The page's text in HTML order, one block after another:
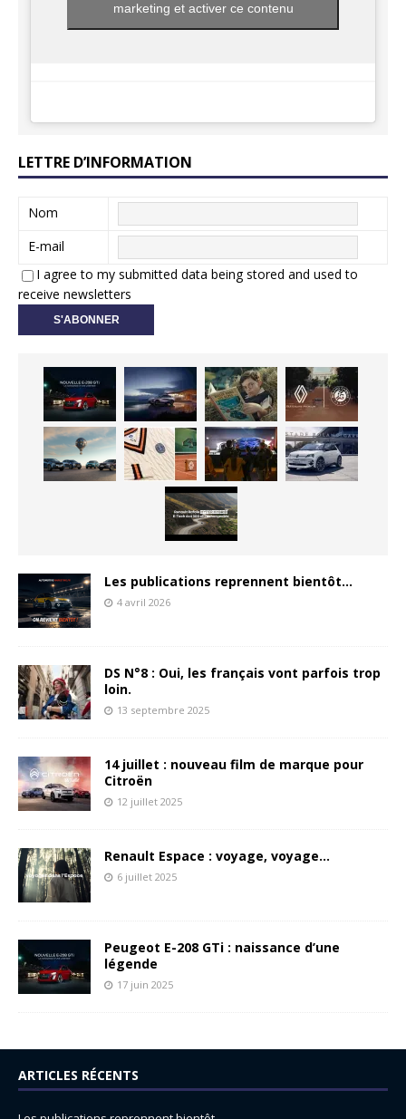
marketing et activer ce contenu
LETTRE D’INFORMATION
Nom
E-mail
I agree to my submitted data being stored and used to
receive newsletters
Les publications reprennent bientôt…
4 avril 2026
DS N°8 : Oui, les français vont parfois trop
loin.
13 septembre 2025
14 juillet : nouveau film de marque pour
Citroën
12 juillet 2025
Renault Espace : voyage, voyage…
6 juillet 2025
Peugeot E-208 GTi : naissance d’une
légende
17 juin 2025
ARTICLES RÉCENTS